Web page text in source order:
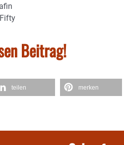
Beitrag!
teilen merken